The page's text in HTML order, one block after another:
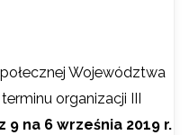
Województwa
organizacji III
z 9 na 6 września 2019 r.